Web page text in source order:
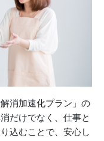
消加速化プラン」の
だけでなく、仕事と
込むことで、安心し